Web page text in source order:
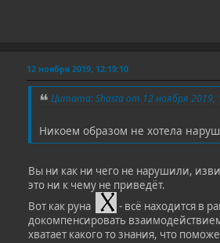
12 ноября 2019, 12:19:10
Цитата: Shasta от 12 ноября 2019,
Никоем образом не хотела
Вы ни как ни чего не нарушили,
это ни к чему не приведёт.
Вот как руна
- всё находится в
докомпенсировать
хватает какого то знания, что